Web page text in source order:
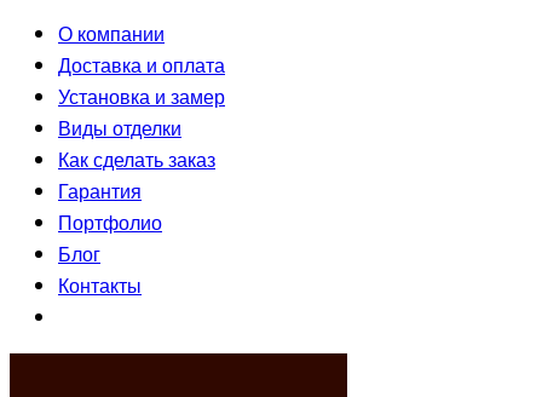
О компании
Доставка и оплата
Установка и замер
Виды отделки
Как сделать заказ
Гарантия
Портфолио
Блог
Контакты